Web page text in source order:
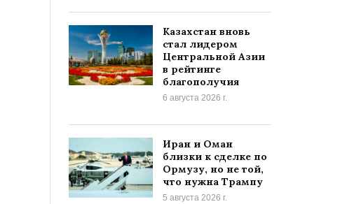
Казахстан вновь
стал лидером
Центральной Азии
в рейтинге
благополучия
6 августа 2026 г.
Иран и Оман
близки к сделке по
Ормузу, но не той,
что нужна Трампу
5 августа 2026 г.